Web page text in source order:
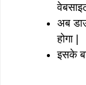
अब
होगा |
इसके